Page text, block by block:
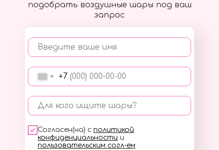
подобрать воздушные шары под ваш
запрос
Введите ваше имя
+7
Для кого ищите шары?
Согласен(на) с политикой
конфиденциальности и
пользовательским согл-ем